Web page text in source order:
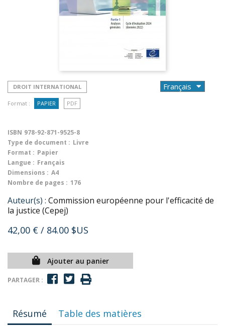
DROIT INTERNATIONAL
Format : PAPIER PDF
ISBN 978-92-871-9525-8
Type de document : Livre
Format : Papier
Langue : Français
Dimensions : A4
Nombre de pages : 176
Auteur(s) : Commission européenne pour l'efficacité de
la justice (Cepej)
42,00 € / 84.00 $US
Ajouter au panier
PARTAGER :
Résumé Table des matières